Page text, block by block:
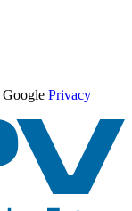
Privacy